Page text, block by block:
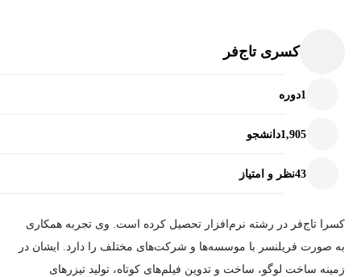
واردشدن به بازار کار هستید، چرا که نرم‌افزاری خاص و قدرتمند را یاد
در این دوره، اولین هدف ما، ساده‌کردن محیط افترافکت، آشنایی
خارج از حوصله شوند، یکی از اهداف ساخت این دوره‌ی آموزشی بوده
است.
کسری تاج‌فر
1دوره
1,905دانشجو
43نظر و امتیاز
کسرا تاج‌فر در رشته‌ نرم‌افزار تحصیل کرده است. وی تجربه همکاری
به صورت فریلنسر با موسسه‌ها و شرکت‌های مختلف را دارد. ایشان در
زمینه‌ ساخت لوگو، ساخت و تدوین فیلم‌های کوتاه، تولید تیزرهای